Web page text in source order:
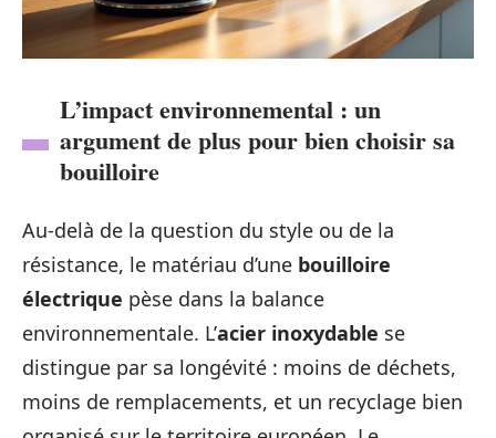
L’impact environnemental : un
argument de plus pour bien choisir sa
bouilloire
Au-delà de la question du style ou de la
résistance, le matériau d’une bouilloire
électrique pèse dans la balance
environnementale. L’acier inoxydable se
distingue par sa longévité : moins de déchets,
moins de remplacements, et un recyclage bien